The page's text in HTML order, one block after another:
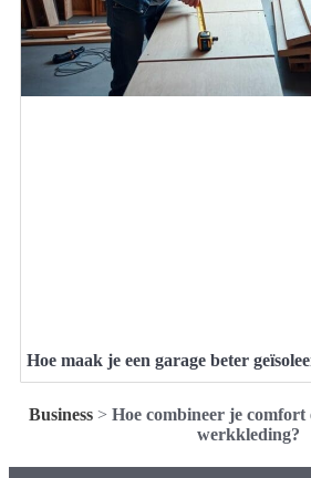
Hoe maak je een garage beter
Business> Hoe combineer je
werkkleding?